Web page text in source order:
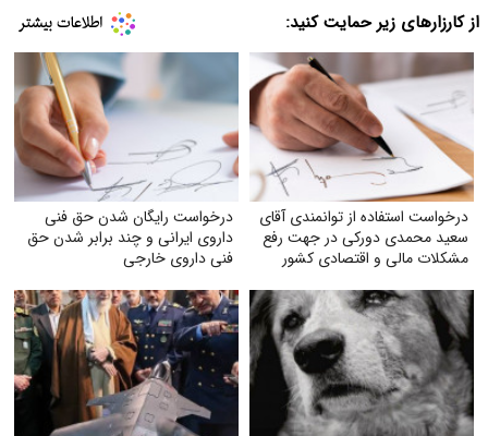
از کارزارهای زیر حمایت کنید:
درخواست استفاده از توانمندی آقای
سعید محمدی دورکی در جهت رفع
مشکلات مالی و اقتصادی کشور
درخواست رایگان شدن حق فنی
داروی ایرانی و چند برابر شدن حق
فنی داروی خارجی